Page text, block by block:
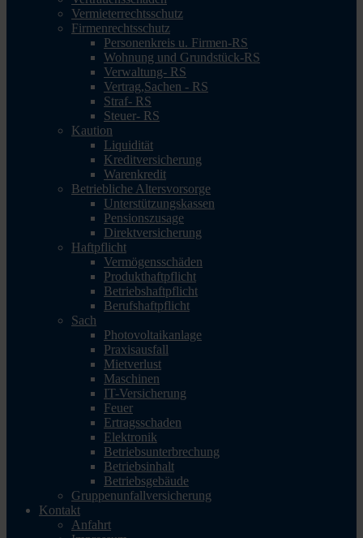
Vermieterrechtsschutz
Firmenrechtsschutz
Personenkreis u. Firmen-RS
Wohnung und Grundstück-RS
Verwaltung- RS
Vertrag,Sachen - RS
Straf- RS
Steuer- RS
Kaution
Liquidität
Kreditversicherung
Warenkredit
Betriebliche Altersvorsorge
Unterstützungskassen
Pensionszusage
Direktversicherung
Haftpflicht
Vermögensschäden
Produkthaftpflicht
Betriebshaftpflicht
Berufshaftpflicht
Sach
Photovoltaikanlage
Praxisausfall
Mietverlust
Maschinen
IT-Versicherung
Feuer
Ertragsschaden
Elektronik
Betriebsunterbrechung
Betriebsinhalt
Betriebsgebäude
Gruppenunfallversicherung
Kontakt
Anfahrt